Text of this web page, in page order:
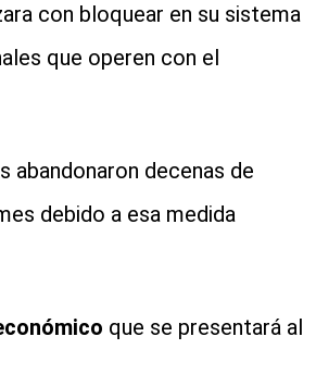
con bloquear en su sistema
que operen con el
abandonaron decenas de
debido a esa medida
que se presentará al